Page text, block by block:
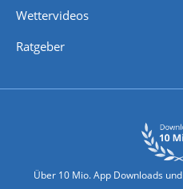
Wettervideos
Ratgeber
Über 10 Mio. App Downloads